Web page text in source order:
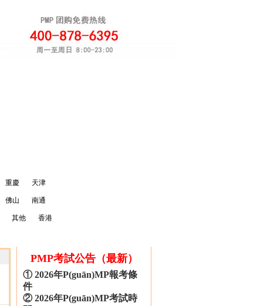
重慶 天津
佛山 南通
其他 香港
PMP考試公告（最新）
①2026年P(guān)MP報考條
件
②2026年P(guān)MP考試時